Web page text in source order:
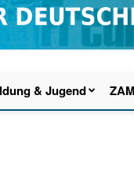
& Jugend ZAM